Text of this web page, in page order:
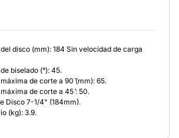
disco (mm): 184 Sin velocidad de carga
biselado (°): 45.
de corte a 90 ̊(mm): 65.
de corte a 45 ̊: 50.
Disco 7-1/4" (184mm).
(kg): 3.9.